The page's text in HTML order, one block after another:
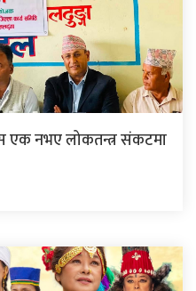
एक नभए लोकतन्त्र संकटमा